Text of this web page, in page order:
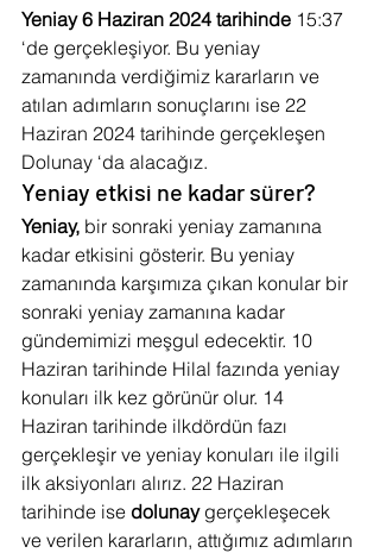
Yeniay 6 Haziran 2024 tarihinde 15:37
‘de gerçekleşiyor. Bu yeniay
zamanında verdiğimiz kararların ve
atılan adımların sonuçlarını ise 22
Haziran 2024 tarihinde gerçekleşen
Dolunay ‘da alacağız.
Yeniay etkisi ne kadar sürer?
Yeniay, bir sonraki yeniay zamanına
kadar etkisini gösterir. Bu yeniay
zamanında karşımıza çıkan konular bir
sonraki yeniay zamanına kadar
gündemimizi meşgul edecektir. 10
Haziran tarihinde Hilal fazında yeniay
konuları ilk kez görünür olur. 14
Haziran tarihinde ilkdördün fazı
gerçekleşir ve yeniay konuları ile ilgili
ilk aksiyonları alırız. 22 Haziran
tarihinde ise dolunay gerçekleşecek
ve verilen kararların, attığımız adımların